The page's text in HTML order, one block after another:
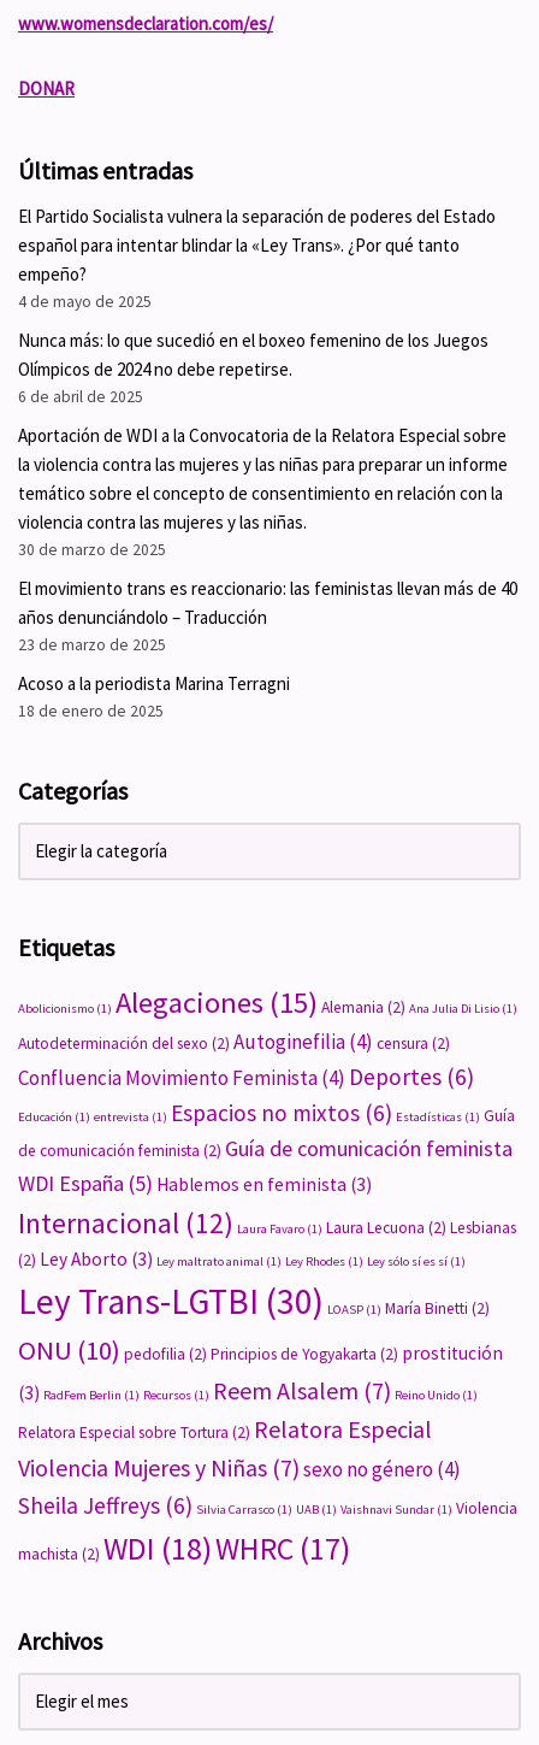
www.womensdeclaration.com/es/
DONAR
Últimas entradas
El Partido Socialista vulnera la separación de poderes del Estado
español para intentar blindar la «Ley Trans». ¿Por qué tanto
empeño?
4 de mayo de 2025
Nunca más: lo que sucedió en el boxeo femenino de los Juegos
Olímpicos de 2024 no debe repetirse.
6 de abril de 2025
Aportación de WDI a la Convocatoria de la Relatora Especial sobre
la violencia contra las mujeres y las niñas para preparar un informe
temático sobre el concepto de consentimiento en relación con la
violencia contra las mujeres y las niñas.
30 de marzo de 2025
El movimiento trans es reaccionario: las feministas llevan más de 40
años denunciándolo – Traducción
23 de marzo de 2025
Acoso a la periodista Marina Terragni
18 de enero de 2025
Categorías
Etiquetas
Abolicionismo (1) Alegaciones (15) Alemania (2) Ana Julia Di Lisio (1)
Autodeterminación del sexo (2) Autoginefilia(4) censura (2)
Confluencia Movimiento Feminista(4) Deportes (6)
Educación (1) entrevista (1) Espacios no mixtos (6) Estadísticas (1) Guía
de comunicación feminista (2) Guía de comunicación feminista
WDI España (5) Hablemos en feminista (3)
Internacional (12) Laura Favaro (1) Laura Lecuona (2) Lesbianas
(2) Ley Aborto (3) Ley maltrato animal (1) Ley Rhodes (1) Ley sólo sí es sí (1)
Ley Trans-LGTBI (30) LOASP (1) María Binetti (2)
ONU (10) pedofilia (2) Principios de Yogyakarta (2) prostitución
(3) RadFem Berlin (1) Recursos (1) Reem Alsalem (7) Reino Unido (1)
Relatora Especial sobre Tortura (2) Relatora Especial
Violencia Mujeres y Niñas (7)sexo no género(4)
Sheila Jeffreys (6) Silvia Carrasco (1) UAB (1) Vaishnavi Sundar (1) Violencia
machista (2) WDI (18)WHRC (17)
Archivos